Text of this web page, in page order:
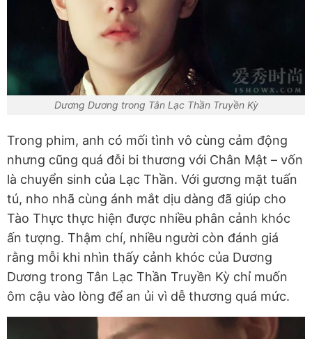
Dương Dương trong Tân Lạc Thần Truyền Kỳ
Trong phim, anh có mối tình vô cùng cảm động
nhưng cũng quá đỗi bi thương với Chân Mật – vốn
là chuyển sinh của Lạc Thần. Với gương mặt tuấn
tú, nho nhã cùng ánh mắt dịu dàng đã giúp cho
Tào Thực thực hiện được nhiều phân cảnh khóc
ấn tượng. Thậm chí, nhiều người còn đánh giá
rằng mỗi khi nhìn thấy cảnh khóc của Dương
Dương trong Tân Lạc Thần Truyền Kỳ chỉ muốn
ôm cậu vào lòng để an ủi vì dễ thương quá mức.